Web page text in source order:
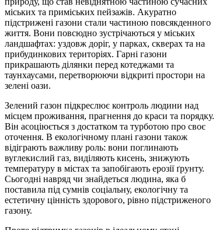
міських та приміських пейзажів. Акуратно
підстрижені газони стали частиною повсякденного
життя. Вони повсюдно зустрічаються у міських
ландшафтах: уздовж доріг, у парках, скверах та на
прибудинкових територіях. Гарні газони
прикрашають ділянки перед котеджами та
таунхаусами, перетворюючи відкриті простори на
зелені оази.
Зелений газон підкреслює контроль людини над
місцем проживання, прагнення до краси та порядку.
Він асоціюється з достатком та турботою про своє
оточення. В екологічному плані газони також
відіграють важливу роль: вони поглинають
вуглекислий газ, виділяють кисень, знижують
температуру в містах та запобігають ерозії ґрунту.
Сьогодні навряд чи знайдеться людина, яка б
поставила під сумнів соціальну, екологічну та
естетичну цінність здорового, рівно підстриженого
газону.